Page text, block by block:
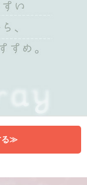
る≫